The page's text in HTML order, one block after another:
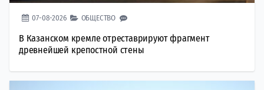
07-08-2026 ОБЩЕСТВО
В Казанском кремле отреставрируют фрагмент
древнейшей крепостной стены